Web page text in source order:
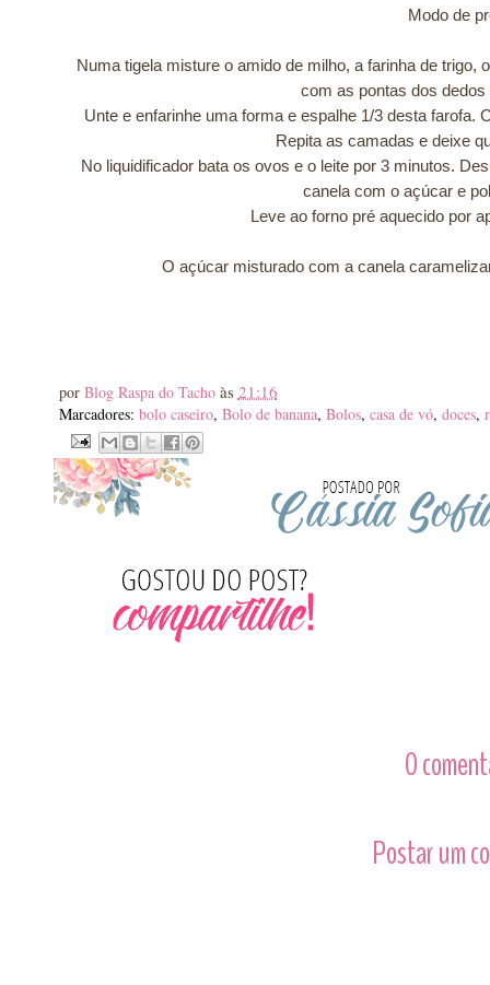
Modo de
Numa tigela misture o amido de milho, a farinha de trigo,
com as pontas dos
Unte e enfarinhe uma forma e espalhe 1/3 desta
Repita as camadas e deixe
No liquidificador bata os ovos e o leite por 3 minutos.
canela com o açúcar e
Leve ao forno pré aquecido por
O açúcar misturado com a canela
por Blog Raspa do Tacho às 21:16
Marcadores: bolo caseiro, Bolo de banana, Bolos, casa de vó, doces,
0
Postar um